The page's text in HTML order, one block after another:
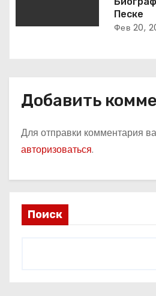
Песке
Фев 20,
Добавить
Для отправки комментария
авторизоваться.
Поиск